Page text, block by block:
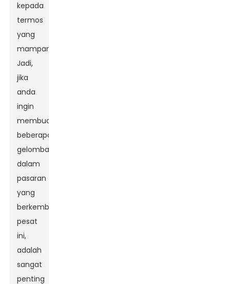
kepada
termos
yang
mampan.
Jadi,
jika
anda
ingin
membuat
beberapa
gelombang
dalam
pasaran
yang
berkembang
pesat
ini,
adalah
sangat
penting